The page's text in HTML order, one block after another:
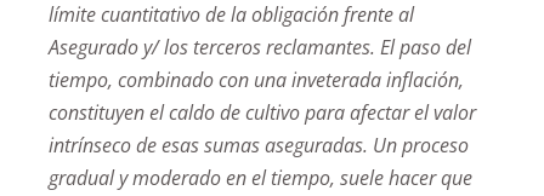
límite cuantitativo de la obligación frente al
Asegurado y/ los terceros reclamantes. El paso del
tiempo, combinado con una inveterada inflación,
constituyen el caldo de cultivo para afectar el valor
intrínseco de esas sumas aseguradas. Un proceso
gradual y moderado en el tiempo, suele hacer que